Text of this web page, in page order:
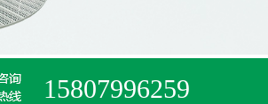
15807996259